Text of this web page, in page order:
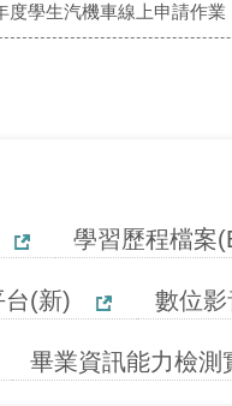
度學生汽機車線上申請作業
學習歷程檔案
台(新) 數位影
畢業資訊能力檢測